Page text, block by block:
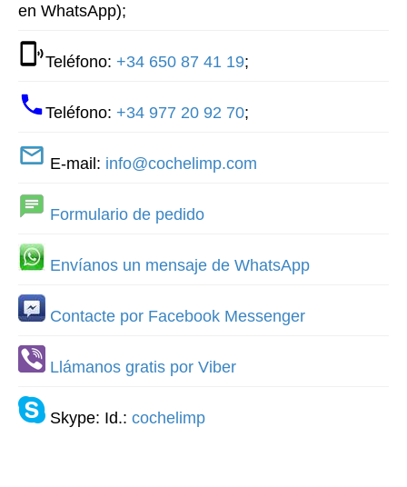
en WhatsApp);
Teléfono: +34 650 87 41 19;
Teléfono: +34 977 20 92 70;
E-mail: info@cochelimp.com
Formulario de pedido
Envíanos un mensaje de WhatsApp
Contacte por Facebook Messenger
Llámanos gratis por Viber
Skype: Id.: cochelimp